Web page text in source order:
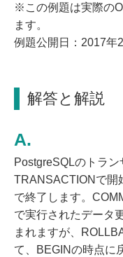
※この例題は実際の
ます。
例題公開日：2017年
解答と解説
PostgreSQLのトラ
TRANSACTIONで開
で終了します。
で実行されたデータ
まれますが、
て、BEGINの時点に